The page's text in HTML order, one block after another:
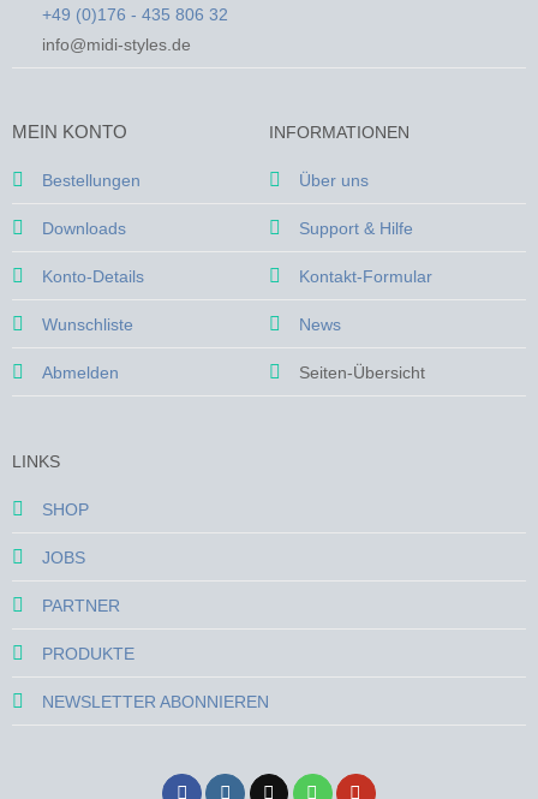
gewählt
werden
+49 (0)176 - 435 806 32
info@midi-styles.de
MEIN KONTO
Bestellungen
Downloads
Konto-Details
Wunschliste
Abmelden
INFORMATIONEN
Über uns
Support & Hilfe
Kontakt-Formular
News
Seiten-Übersicht
LINKS
SHOP
JOBS
PARTNER
PRODUKTE
NEWSLETTER ABONNIEREN